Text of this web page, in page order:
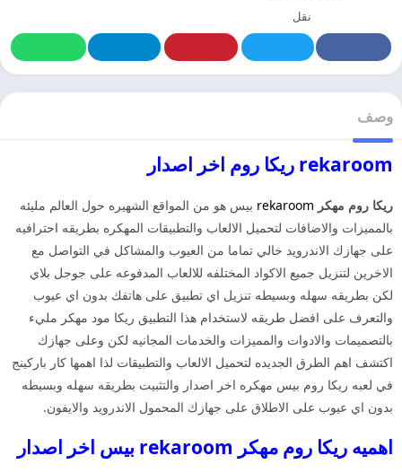
نقل
وصف
rekaroom ريكا روم اخر اصدار
ريكا روم مهكر rekaroom بيس هو من المواقع الشهيره حول العالم مليئه
بالمميزات والاضافات لتحميل الالعاب والتطبيقات المهكره بطريقه احترافيه
على جهازك الاندرويد خالي تماما من العيوب والمشاكل في التواصل مع
الاخرين لتنزيل جميع الاكواد المختلفه للالعاب المدفوعه على جوجل بلاي
لكن بطريقه سهله وبسيطه تنزيل اي تطبيق على هاتفك بدون اي عيوب
والتعرف على افضل طريقه لاستخدام هذا التطبيق ريكا مود مهكر مليء
بالتصميمات والادوات والمميزات والخدمات المجانيه لكن وعلى جهازك
اكتشف اهم الطرق الجديده لتحميل الالعاب والتطبيقات لذا اهمها كار باركينج
في لعبه ريكا روم بيس مهكره اخر اصدار والتثبيت بطريقه سهله وبسيطه
بدون اي عيوب على الاطلاق على جهازك المحمول الاندرويد والايفون.
اهميه ريكا روم مهكر rekaroom بيس اخر اصدار